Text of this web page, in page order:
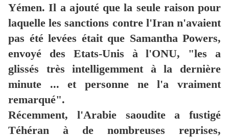
Yémen.Il a ajouté que la seule raison pour
laquelle les sanctions contre l'Iran n'avaient
pas été levées était que Samantha Powers,
envoyé des Etats-Unis à l'ONU, "les a
glissés très intelligemment à la dernière
minute ... et personne ne l'a vraiment
remarqué".
Récemment, l'Arabie saoudite a fustigé
Téhéran à de nombreuses reprises,